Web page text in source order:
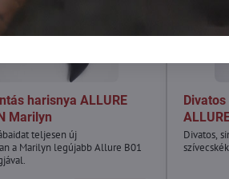
harisnya ALLURE
Marilyn
teljesen új
a Marilyn legújabb Allure B01
Divatos,